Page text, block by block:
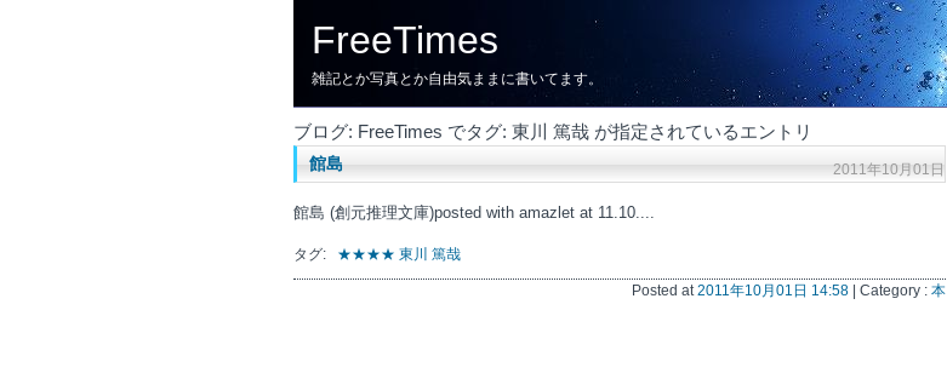
FreeTimes
雑記とか写真とか自由気ままに書いてます。
ブログ: FreeTimes でタグ: 東川 篤哉 が指定されているエントリ
館島 2011年10月01日
館島 (創元推理文庫)posted with amazlet at 11.10....
タグ: ★★★★ 東川 篤哉
Posted at2011年10月01日 14:58 | Category : 本